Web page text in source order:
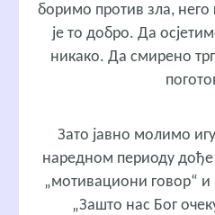
боримо против зла, него
је то добро. Да
никако. Да смирено
Зато јавно молимо
наредном периоду
„мотивациони говор“ и
„Зашто нас Бог